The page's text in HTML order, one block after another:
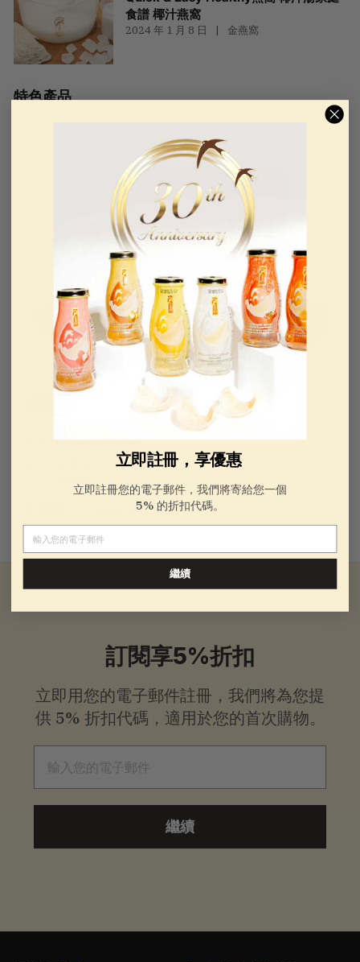
食譜 椰汁燕窩
2024 年 1 月 8 日 金燕窩
特色產品
極品有機冰糖燕窩羹 籃
價
格
$100.00
價
格
$115.96
節省 $15.96
訂閱享5%折扣
立即用您的電子郵件註冊，我們將為您提
供 5% 折扣代碼，適用於您的首次購物。
繼續
立即註冊，享優惠
立即註冊您的電子郵件，我們將寄給您一個
5% 的折扣代碼。
繼續